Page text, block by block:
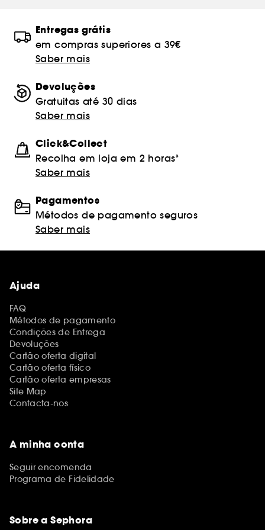
Entregas grátis
em compras superiores a 39€
Saber mais
Devoluções
Gratuitas até 30 dias
Saber mais
Click&Collect
Recolha em loja em 2 horas*
Saber mais
Pagamentos
Métodos de pagamento seguros
Saber mais
Ajuda
FAQ
Métodos de pagamento
Condições de Entrega
Devoluções
Cartão oferta digital
Cartão oferta físico
Cartão oferta empresas
Site Map
Contacta-nos
A minha conta
Seguir encomenda
Programa de Fidelidade
Sobre a Sephora